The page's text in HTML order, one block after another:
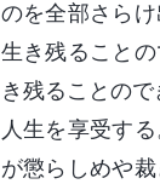
のを全部さら
生き残ること
き残ることの
人生を享受す
が懲らしめや